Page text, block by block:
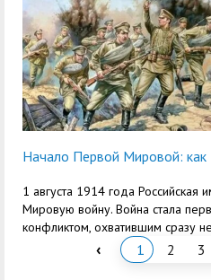
Начало Первой Мировой: как
1 августа 1914 года Российская
Мировую войну. Война стала
конфликтом, охватившим сразу
‹ 1 2 3